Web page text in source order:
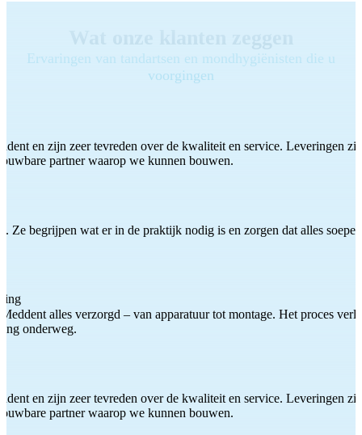
Ervaringen van tandartsen en mondhygiënisten die u
voorgingen
en zijn zeer tevreden over de kwaliteit en service. Leveringen
partner waarop we kunnen bouwen.
Ze begrijpen wat er in de praktijk nodig is en zorgen dat alles
alles verzorgd – van apparatuur tot montage. Het proces
onderweg.
en zijn zeer tevreden over de kwaliteit en service. Leveringen
partner waarop we kunnen bouwen.